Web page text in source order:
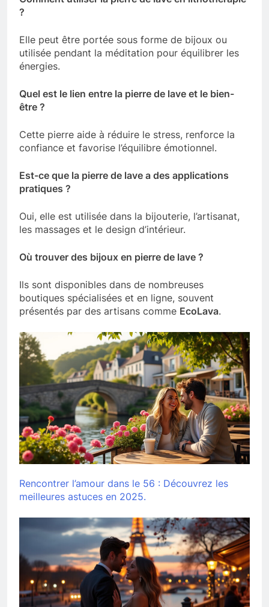
?
Elle peut être portée sous forme de bijoux ou
utilisée pendant la méditation pour équilibrer les
énergies.
Quel est le lien entre la pierre de lave et le bien-
être ?
Cette pierre aide à réduire le stress, renforce la
confiance et favorise l’équilibre émotionnel.
Est-ce que la pierre de lave a des applications
pratiques ?
Oui, elle est utilisée dans la bijouterie, l’artisanat,
les massages et le design d’intérieur.
Où trouver des bijoux en pierre de lave ?
Ils sont disponibles dans de nombreuses
boutiques spécialisées et en ligne, souvent
présentés par des artisans comme EcoLava.
Rencontrer l’amour dans le 56 : Découvrez les
meilleures astuces en 2025.